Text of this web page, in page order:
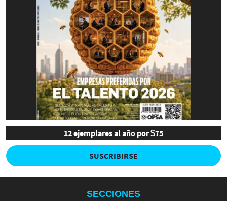
12 ejemplares al año por $75
SUSCRIBIRSE
SECCIONES